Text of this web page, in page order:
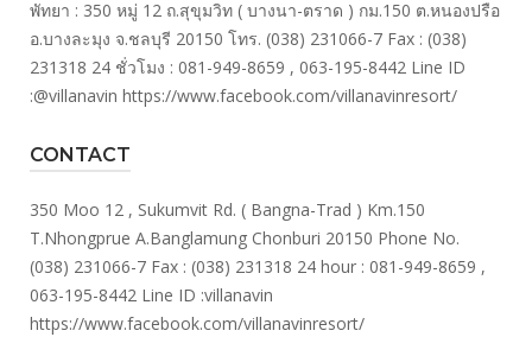
พัทยา : 350 หมู่ 12 ถ.สุขุมวิท ( บางนา-ตราด ) กม.150 ต.หนองปรือ
อ.บางละมุง จ.ชลบุรี 20150 โทร. (038) 231066-7 Fax : (038)
231318 24 ชั่วโมง : 081-949-8659 , 063-195-8442 Line ID
:@villanavin https://www.facebook.com/villanavinresort/
CONTACT
350 Moo 12 , Sukumvit Rd. ( Bangna-Trad ) Km.150
T.Nhongprue A.Banglamung Chonburi 20150 Phone No.
(038) 231066-7 Fax : (038) 231318 24 hour : 081-949-8659 ,
063-195-8442 Line ID :villanavin
https://www.facebook.com/villanavinresort/